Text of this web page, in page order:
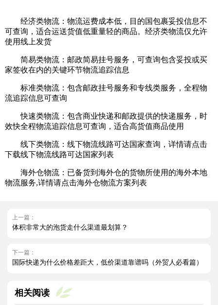
经济类物流：物流运费成本低，目的国包裹妥投信息不
可查询，适合运送货值低重量轻的商品。经济类物流仅允许
使用线上发货
简易类物流：邮政简易挂号服务，可查询包含妥投或买
家签收在内的关键环节物流追踪信息
标准类物流：包含邮政挂号服务和专线类服务，全程物
流追踪信息可查询
快速类物流：包含商业快递和邮政提供的快递服务，时
效快全程物流追踪信息可查询，适合高货值商品使用
线下类物流：线下物流线路可达国家查询，详情请点击
下载线下物流线路可达国家列表
海外仓物流：已备货到海外仓的货物所使用的海外本地
物流服务,详情请点击海外仓物流方案列表
上一篇：
体积非常大的泡货走什么渠道最划算？
下一篇：
国际快递为什么价格差距大，低价渠道靠谱吗（外贸人必看篇）
相关阅读